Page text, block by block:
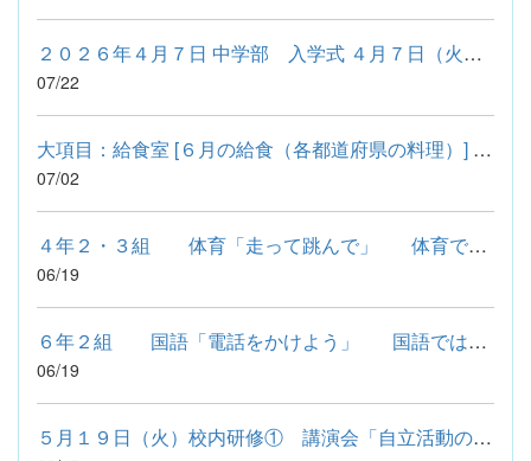
２０２６年４月７日 中学部 入学式 ４月７日（火）に小中学部入...
07/22
大項目：給食室 [６月の給食（各都道府県の料理）] 〇 沖縄県の...
07/02
４年２・３組 体育「走って跳んで」 体育では、色々なコー...
06/19
６年２組 国語「電話をかけよう」 国語では、電話をかける...
06/19
５月１９日（火）校内研修① 講演会「自立活動の指導」 群馬...